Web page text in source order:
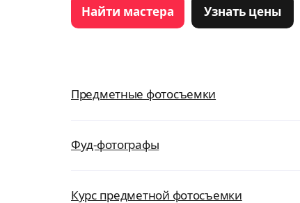
Найти мастера Узнать цены
Предметные фотосъемки
Фуд-фотографы
Курс предметной фотосъемки